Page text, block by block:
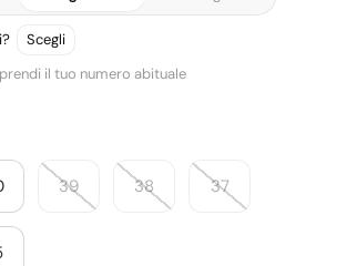
il tuo numero abituale
39 38 37